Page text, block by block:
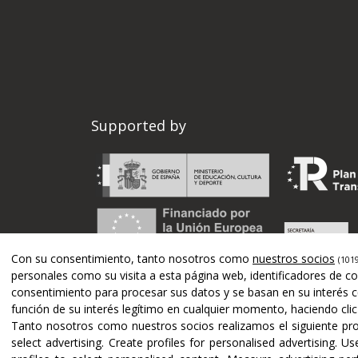
Supported by
Con su consentimiento, tanto nosotros como nuestros socios
personales como su visita a esta página web, identificadores de
consentimiento para procesar sus datos y se basan en su
función de su interés legítimo en cualquier momento, haciendo
Tanto nosotros como nuestros socios realizamos el siguiente
select advertising. Create profiles for personalised advertising.